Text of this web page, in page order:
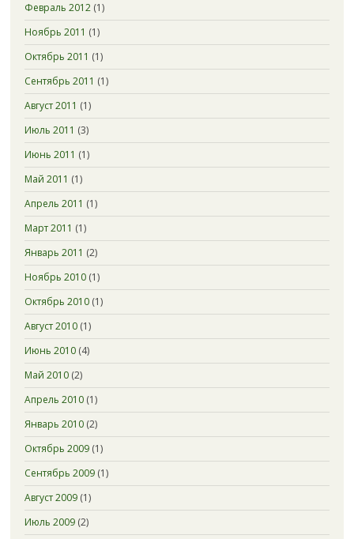
Февраль 2012(1)
Ноябрь 2011 (1)
Октябрь 2011 (1)
Сентябрь 2011 (1)
Август 2011 (1)
Июль 2011 (3)
Июнь 2011 (1)
Май 2011 (1)
Апрель 2011 (1)
Март 2011 (1)
Январь 2011 (2)
Ноябрь 2010(1)
Октябрь 2010(1)
Август 2010(1)
Июнь 2010(4)
Май 2010(2)
Апрель 2010(1)
Январь 2010(2)
Октябрь 2009(1)
Сентябрь 2009(1)
Август 2009(1)
Июль 2009(2)